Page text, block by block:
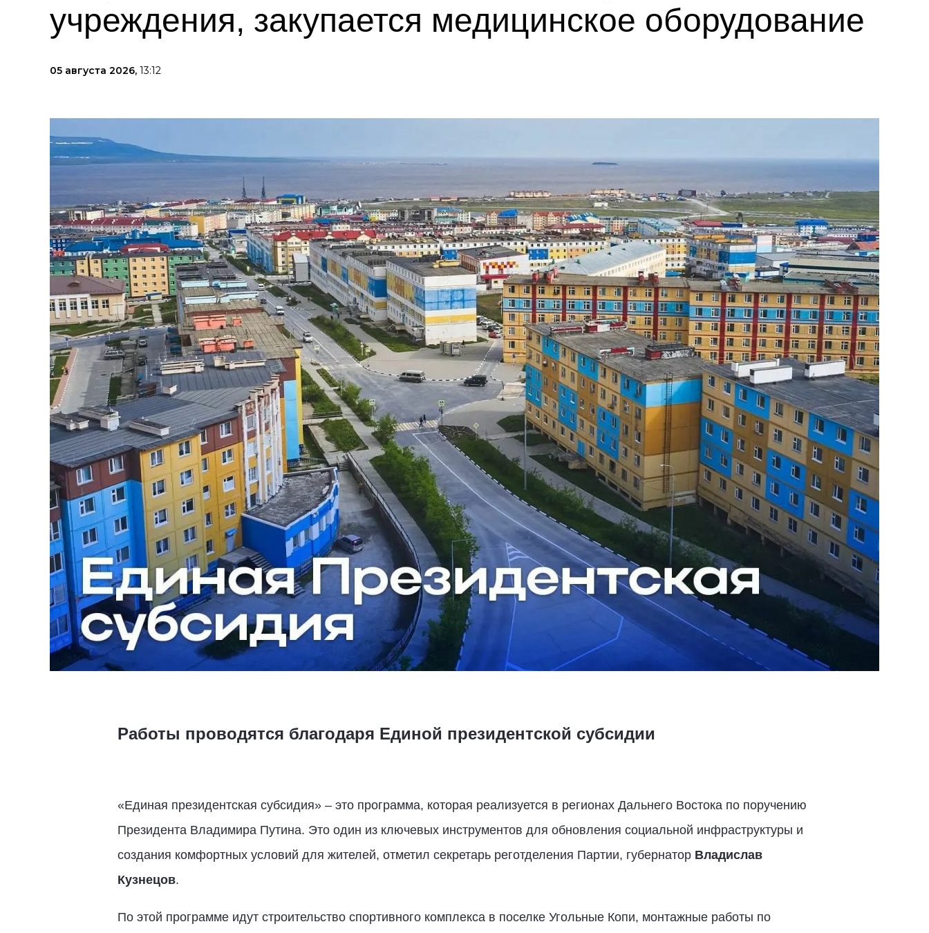
учреждения, закупается медицинское оборудование
05 августа 2026, 13:12
Работы проводятся благодаря Единой президентской субсидии
«Единая президентская субсидия» – это программа, которая реализуется в регионах Дальнего Востока по поручению
Президента Владимира Путина. Это один из ключевых инструментов для обновления социальной инфраструктуры и
создания комфортных условий для жителей, отметил секретарь реготделения Партии, губернаторВладислав
Кузнецов.
По этой программе идут строительство спортивного комплекса в поселке Угольные Копи, монтажные работы по